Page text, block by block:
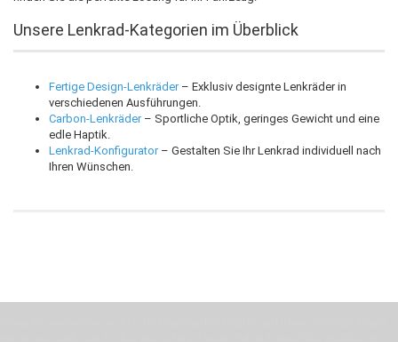
Unsere Lenkrad-Kategorien im Überblick
Fertige Design-Lenkräder– Exklusiv designte Lenkräder in
verschiedenen Ausführungen.
Carbon-Lenkräder– Sportliche Optik, geringes Gewicht und eine
edle Haptik.
Lenkrad-Konfigurator– Gestalten Sie Ihr Lenkrad individuell nach
Ihren Wünschen.